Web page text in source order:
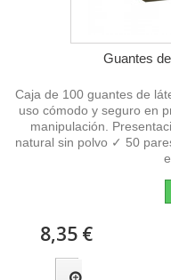
Guantes
Caja de 100 guantes de
uso cómodo y seguro en
manipulación.
natural sin polvo ✓ 50
8,35 €